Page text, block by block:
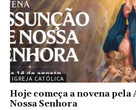
IGREJA CATÓLICA
Hoje começa a novena pela
Nossa Senhora